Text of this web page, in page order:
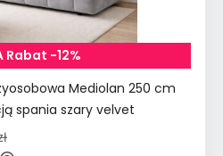
Rabat -12%
Mediolan 250 cm
spania szary velvet